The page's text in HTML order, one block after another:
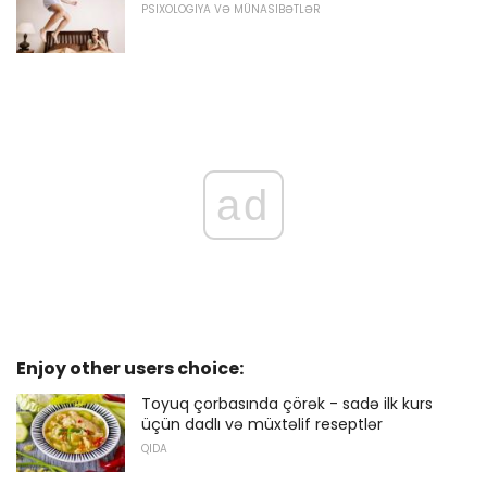
PSIXOLOGIYA VƏ MÜNASIBƏTLƏR
ad
Enjoy other users choice:
Toyuq çorbasında çörək - sadə ilk kurs
üçün dadlı və müxtəlif reseptlər
QIDA